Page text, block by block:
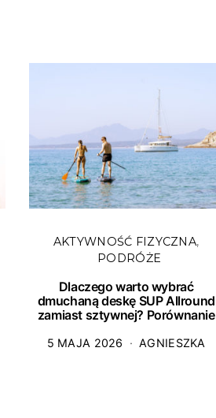
AKTYWNOŚĆ FIZYCZNA
PODRÓŻE
Dlaczego warto wybrać
dmuchaną deskę SUP Allround
zamiast sztywnej? Porównanie
5 MAJA 2026 AGNIESZKA